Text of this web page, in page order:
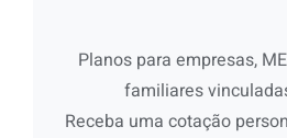
Planos para empresas,
familiares
Receba uma cotação